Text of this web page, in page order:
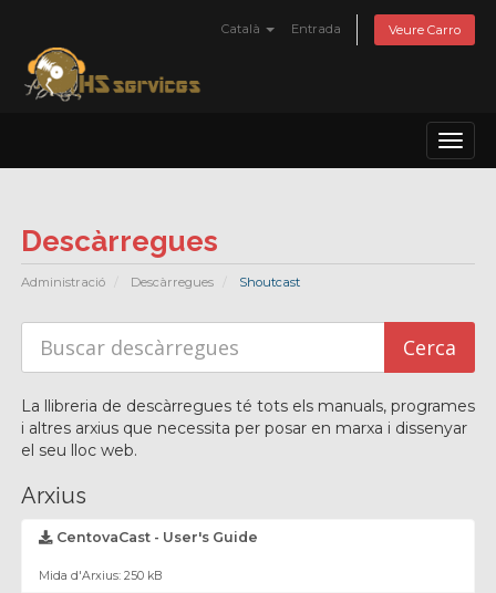
Català Entrada Veure Carro
Descàrregues
Administració Descàrregues Shoutcast
La llibreria de descàrregues té tots els manuals, programes
i altres arxius que necessita per posar en marxa i dissenyar
el seu lloc web.
Arxius
CentovaCast - User's Guide
Mida d'Arxius: 250 kB